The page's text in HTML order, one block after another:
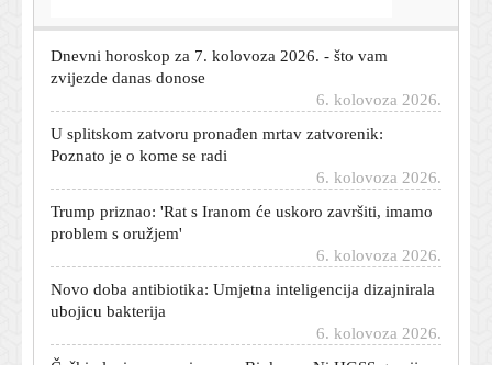
zvijezde danas donose
Poznato je o kome se radi
problem s oružjem'
ubojicu bakterija
Češki planinar preminuo na Biokovu: Ni HGSS ga nije